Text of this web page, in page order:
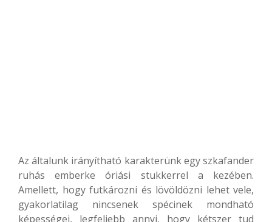
Az általunk irányítható karakterünk egy szkafander
ruhás emberke óriási stukkerrel a kezében.
Amellett, hogy futkározni és lövöldözni lehet vele,
gyakorlatilag nincsenek spécinek mondható
képességei, legfeljebb annyi, hogy kétszer tud